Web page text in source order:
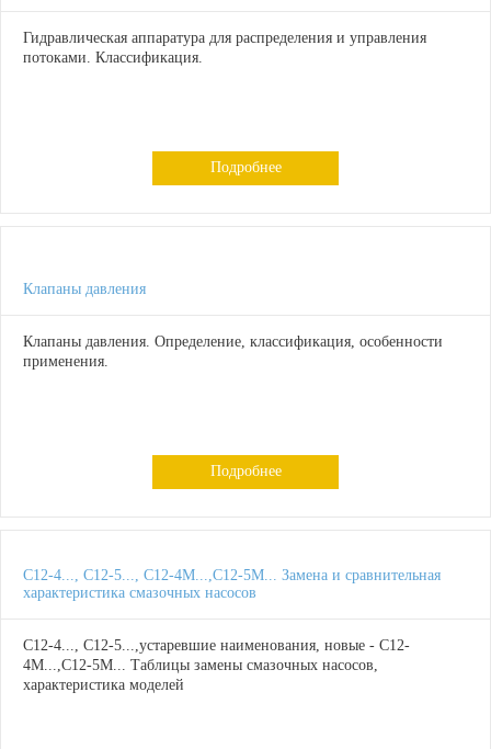
Гидравлическая аппаратура для распределения и управления
потоками. Классификация.
Подробнее
Клапаны давления
Клапаны давления. Определение, классификация, особенности
применения.
Подробнее
С12-4..., С12-5..., С12-4М...,С12-5М... Замена и сравнительная
характеристика смазочных насосов
С12-4..., С12-5...,устаревшие наименования, новые - С12-
4М...,С12-5М... Таблицы замены смазочных насосов,
характеристика моделей